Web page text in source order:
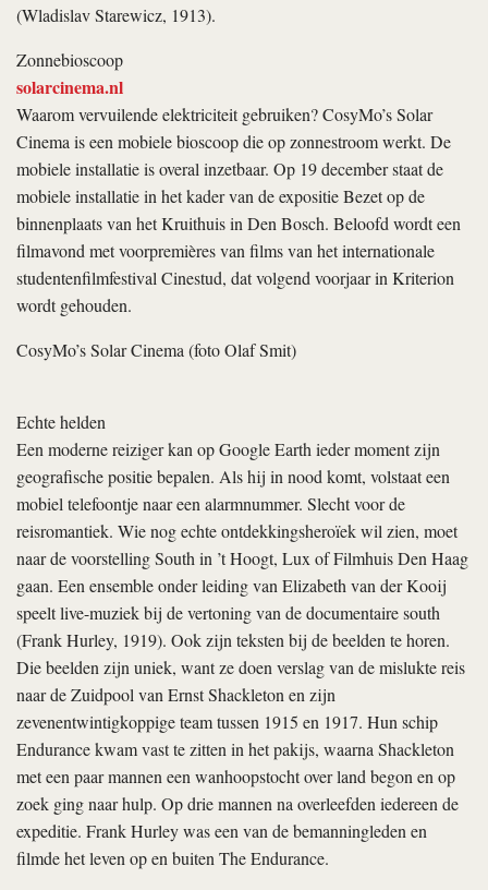
(Wladislav Starewicz, 1913).
Zonnebioscoop
solarcinema.nl
Waarom vervuilende elektriciteit gebruiken? CosyMo’s Solar
Cinema is een mobiele bioscoop die op zonnestroom werkt. De
mobiele installatie is overal inzetbaar. Op 19 december staat de
mobiele installatie in het kader van de expositie Bezet op de
binnenplaats van het Kruithuis in Den Bosch. Beloofd wordt een
filmavond met voorpremières van films van het internationale
studentenfilmfestival Cinestud, dat volgend voorjaar in Kriterion
wordt gehouden.
CosyMo’s Solar Cinema (foto Olaf Smit)
Echte helden
Een moderne reiziger kan op Google Earth ieder moment zijn
geografische positie bepalen. Als hij in nood komt, volstaat een
mobiel telefoontje naar een alarmnummer. Slecht voor de
reisromantiek. Wie nog echte ontdekkingsheroïek wil zien, moet
naar de voorstelling South in ’t Hoogt, Lux of Filmhuis Den Haag
gaan. Een ensemble onder leiding van Elizabeth van der Kooij
speelt live-muziek bij de vertoning van de documentairesouth
(Frank Hurley, 1919). Ook zijn teksten bij de beelden te horen.
Die beelden zijn uniek, want ze doen verslag van de mislukte reis
naar de Zuidpool van Ernst Shackleton en zijn
zevenentwintigkoppige team tussen 1915 en 1917. Hun schip
Endurance kwam vast te zitten in het pakijs, waarna Shackleton
met een paar mannen een wanhoopstocht over land begon en op
zoek ging naar hulp. Op drie mannen na overleefden iedereen de
expeditie. Frank Hurley was een van de bemanningleden en
filmde het leven op en buiten The Endurance.